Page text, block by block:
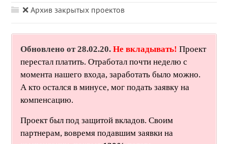
❌ Архив закрытых проектов
Обновлено от 28.02.20.Не вкладывать! Проект
перестал платить. Отработал почти неделю с
момента нашего входа, заработать было можно.
А кто остался в минусе, мог подать заявку на
компенсацию.
Проект был под защитой вкладов. Своим
партнерам, вовремя подавшим заявки на